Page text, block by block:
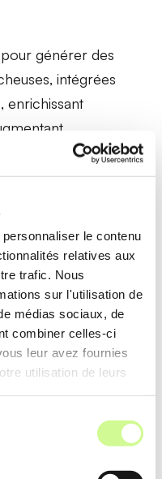
le contenu
relatives aux
trafic. Nous
sur l'utilisation de
médias sociaux, de
combiner celles-ci
leur avez fournies
utilisation de leurs
pourgénérer des
intégrées
enrichissant
au thème de
l’attrait visuel de
identifie les
la performance
de contenu à